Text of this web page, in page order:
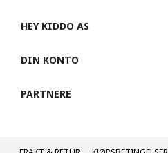
HEY KIDDO AS
DIN KONTO
PARTNERE